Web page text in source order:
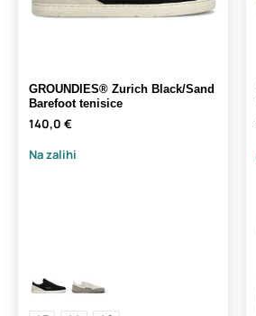
GROUNDIES® Zurich Black/Sand
Barefoot tenisice
140,0 €
Na zalihi